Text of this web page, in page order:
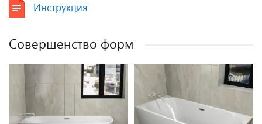
Инструкция
Совершенство форм